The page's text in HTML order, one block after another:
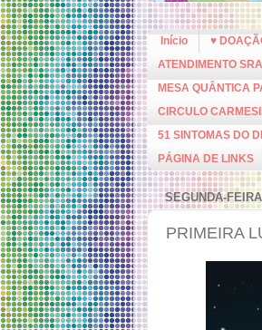
Início ♥
ATENDIMENTO
MESA QUÂNTICA
CIRCULO
51 SINTOMAS DO
PÁGINA DE LINKS
SEGUNDA-
PRIMEIRA